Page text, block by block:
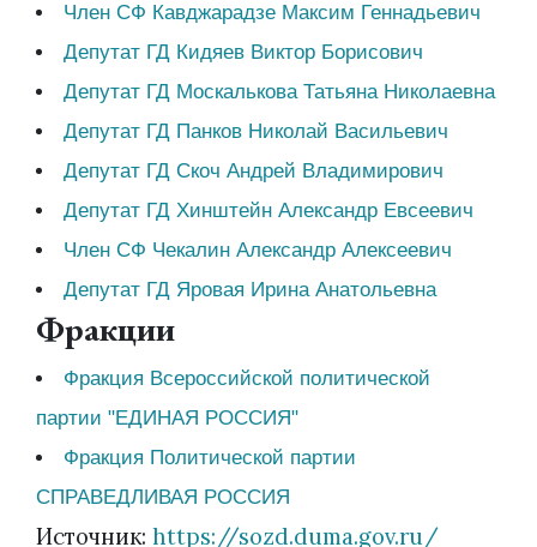
Член СФ Кавджарадзе Максим Геннадьевич
Депутат ГД Кидяев Виктор Борисович
Депутат ГД Москалькова Татьяна Николаевна
Депутат ГД Панков Николай Васильевич
Депутат ГД Скоч Андрей Владимирович
Депутат ГД Хинштейн Александр Евсеевич
Член СФ Чекалин Александр Алексеевич
Депутат ГД Яровая Ирина Анатольевна
Фракции
Фракция Всероссийской политической
партии "ЕДИНАЯ РОССИЯ"
Фракция Политической партии
СПРАВЕДЛИВАЯ РОССИЯ
Источник: https://sozd.duma.gov.ru/